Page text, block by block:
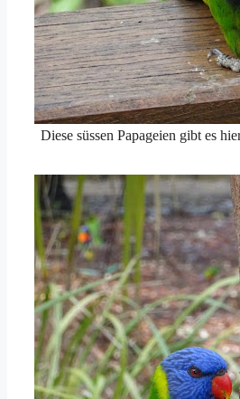
Diese süssen Papageien gibt es